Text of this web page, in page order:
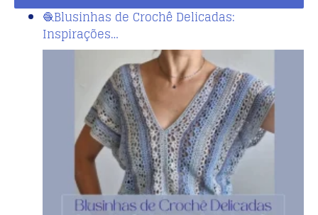
🧶Blusinhas de Crochê Delicadas:
Inspirações…